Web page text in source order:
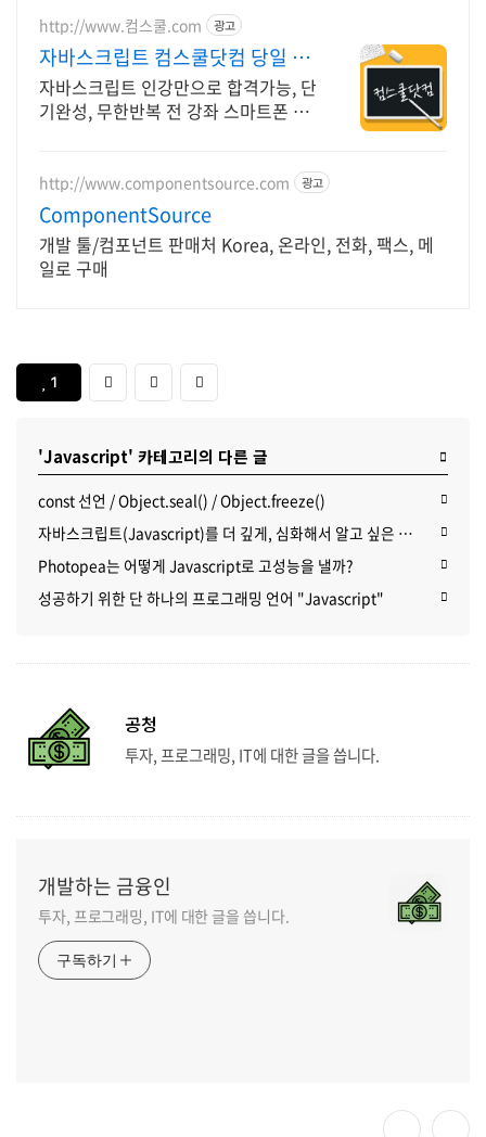
http://www.컴스쿨.com 광고
자바스크립트 컴스쿨닷컴 당일 신
청&결제시 기프티콘!
자바스크립트 인강만으로 합격가능, 단
기완성, 무한반복 전 강좌 스마트폰 학
http://www.componentsource.com 광고
ComponentSource
개발 툴/컴포넌트 판매처 Korea, 온라인, 전화, 팩스, 메
일로 구매
1
'Javascript' 카테고리의 다른 글
const 선언 / Object.seal() / Object.freeze()
자바스크립트(Javascript)를 더 깊게, 심화해서 알고 싶은 사람에게 권하는 아티클 5개
Photopea는 어떻게 Javascript로 고성능을 낼까?
성공하기 위한 단 하나의 프로그래밍 언어 "Javascript"
공청
투자, 프로그래밍, IT에 대한 글을 씁니다.
개발하는 금융인
투자, 프로그래밍, IT에 대한 글을 씁니다.
구독하기